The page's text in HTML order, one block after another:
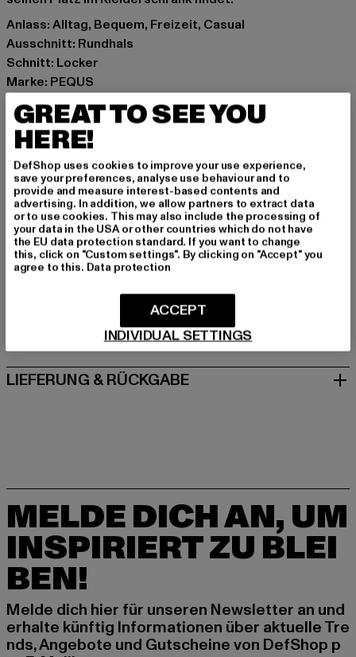
Anlass: Alltag, Bequem, Freizeit, Casual
Ausschnitt: Rundhals
Schnitt: Locker
Marke: PEQUS
Kat.: T-Shirts
Farbe: weiß
Hersteller Farbe: white
Materialzusammensetzung: 100% Baumwolle
Art.Nr: 6061994-00220
Hersteller: Urban Styles Agency GmbH & Co. KG |
agentur@urbanstylesagency.com
Schanzenstraße 41 | 51063 Köln | DE
GRÖSSE & PASSFORM
PFLEGEHINWEISE
LIEFERUNG & RÜCKGABE
MELDE DICH AN, UM
INSPIRIERT ZU BLEI
BEN!
Melde dich hier für unseren Newsletter an und
erhalte künftig Informationen über aktuelle Tre
nds, Angebote und Gutscheine von DefShop p
GREAT TO SEE YOU
HERE!
DefShop uses cookies to improve your use experience,
save your preferences, analyse use behaviour and to
provide and measure interest-based contents and
advertising. In addition, we allow partners to extract data
or to use cookies. This may also include the processing of
your data in the USA or other countries which do not have
the EU data protection standard. If you want to change
this, click on "Custom settings". By clicking on "Accept" you
agree to this. Data protection
INDIVIDUAL SETTINGS
ACCEPT